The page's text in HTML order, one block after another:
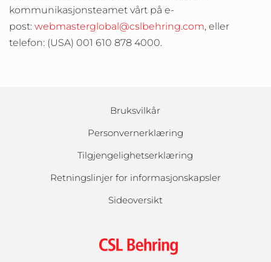
kommunikasjonsteamet vårt på e-
post: webmasterglobal@cslbehring.com, eller
telefon: (USA) 001 610 878 4000.
Bruksvilkår
Personvernerklæring
Tilgjengelighetserklæring
Retningslinjer for informasjonskapsler
Sideoversikt